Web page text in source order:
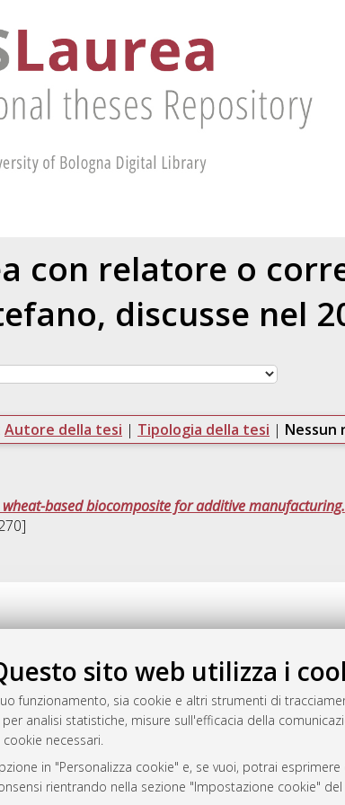
sito web utilizza i
funzionamento, sia cookie e altri strumenti di
analisi statistiche, misure sull'efficacia della
necessari.
in "Personalizza cookie" e, se vuoi, potrai
rientrando nella sezione "Impostazione cookie"
con relatore o
, discusse nel
Autore della tesi | Tipologia della tesi | Nessun
based biocomposite for additive manufacturing.
privacy
del sito
2007-2026.